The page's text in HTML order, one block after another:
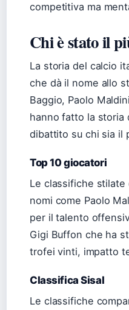
competitiva ma
Chi è stato il
La storia del calcio
che dà il nome allo
Baggio, Paolo
hanno fatto la storia
dibattito su chi sia il
Top 10 giocatori
Le classifiche
nomi come Paolo
per il talento
Gigi Buffon che ha
trofei vinti, impatto
Classifica Sisal
Le classifiche